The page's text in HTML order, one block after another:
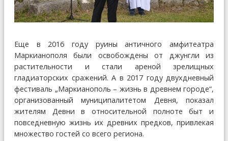
Еще в 2016 году руины античного амфитеатра
Маркианополя были освобождены от джунгли из
растительности и стали ареной зрелищных
гладиаторских сражений. А в 2017 году двухдневный
фестиваль „Маркианополь – жизнь в древнем городе“,
организованный муниципалитетом Девня, показал
жителям Девни в относительной полноте быт и
повседневную жизнь их древних предков, привлекая
множество гостей со всего региона.